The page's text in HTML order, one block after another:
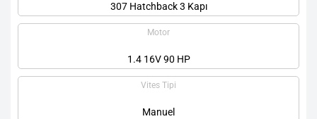
307 Hatchback 3 Kapı
Motor
1.4 16V 90 HP
Vites Tipi
Manuel